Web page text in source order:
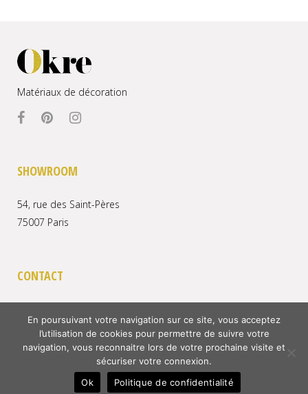
Matériaux de décoration
SHOWROOM
54, rue des Saint-Pères
75007 Paris
CONTACT
Copyright 2020 – Okre All Rights Reserved –Mentions Légales
En poursuivant votre navigation sur ce site, vous acceptez
l’utilisation de cookies pour permettre de suivre votre
navigation, vous reconnaitre lors de votre prochaine visite et
sécuriser votre connexion.
Ok
Politique de confidentialité